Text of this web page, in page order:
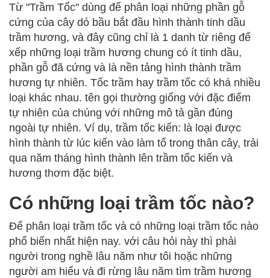
Từ "Trầm Tốc" dùng để phân loại những phần gỗ
cứng của cây dó bầu bắt đầu hình thành tinh dầu
trầm hương, và đây cũng chỉ là 1 danh từ riêng để
xếp những loại trầm hương chung có ít tinh dầu,
phần gỗ đã cứng và là nền tảng hình thành trầm
hương tự nhiên. Tốc trầm hay trầm tốc có khá nhiều
loại khác nhau. tên gọi thường giống với đặc điểm
tự nhiên của chúng với những mô tả gần đúng
ngoài tự nhiên. Ví dụ, trầm tốc kiến: là loại được
hình thành từ lúc kiến vào làm tổ trong thân cây, trải
qua năm tháng hình thành lên trầm tốc kiến và
hương thơm đặc biệt.
Có những loại trầm tốc nào?
Để phân loại trầm tốc và có những loại trầm tốc nào
phổ biến nhất hiện nay. với câu hỏi này thì phải
người trong nghề lâu năm như tôi hoặc những
người am hiểu và đi rừng lâu năm tìm trầm hương